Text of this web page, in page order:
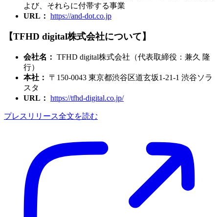
よび、それらに付帯する事業
URL： https://and-dot.co.jp
【TFHD digital株式会社について】
会社名： TFHD digital株式会社（代表取締役：兼久 隆
行）
本社：
〒150-0043 東京都渋谷区道玄坂1-21-1 渋谷ソラ
スタ
URL： https://tfhd-digital.co.jp/
プレスリリース全文を読む